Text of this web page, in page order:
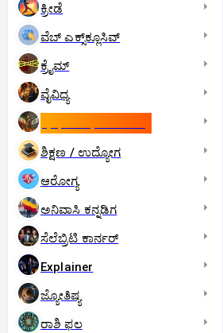
ಕ್ರೀಡೆ
ವೆಬ್ ಎಕ್ಸ್‌ಕ್ಲೂಸಿವ್
ಕ್ರೈಮ್
ವೈವಿಧ್ಯ
ಶಿಕ್ಷಣ / ಉದ್ಯೋಗ
ಆರೋಗ್ಯ
ಅನಿವಾಸಿ ಕನ್ನಡಿಗ
ಸೆಲೆಬ್ರಿಟಿ ಕಾರ್ನರ್‌
Explainer
ಜ್ಯೋತಿಷ್ಯ
ರಾಶಿ ಫಲ